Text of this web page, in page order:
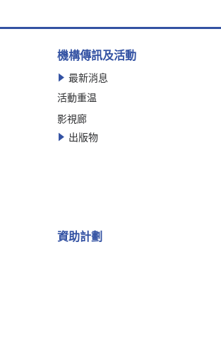
機構傳訊及活動
最新消息
活動重温
影視廊
出版物
資助計劃